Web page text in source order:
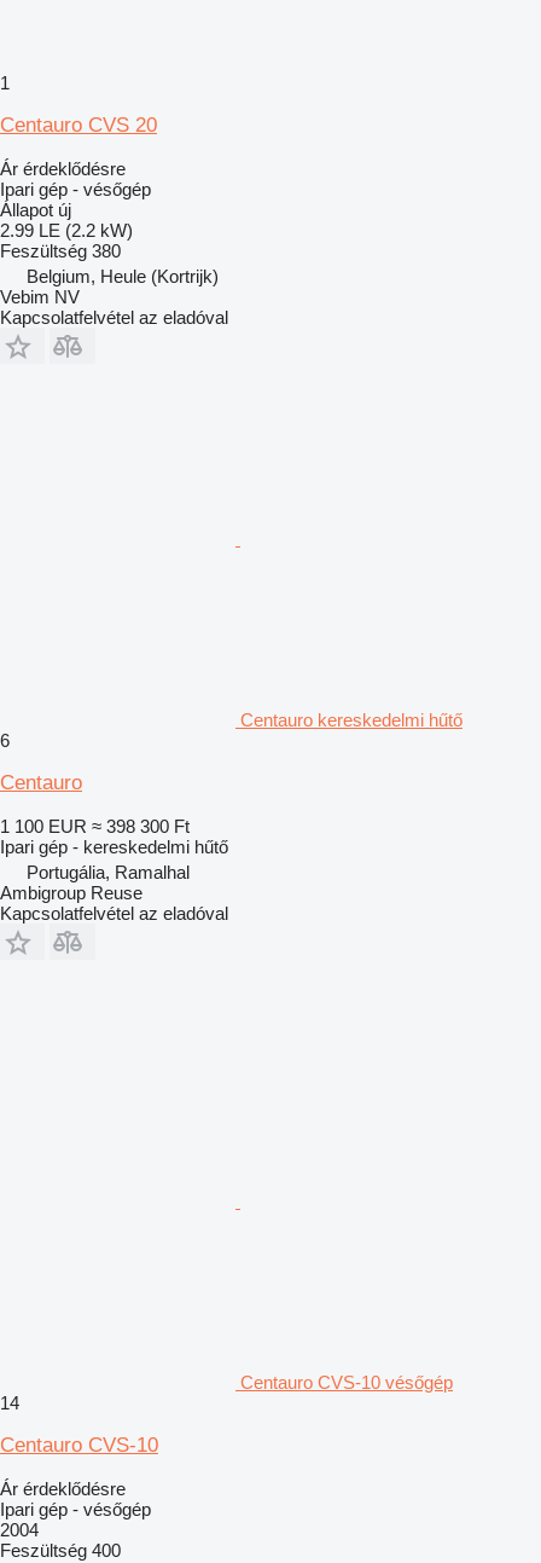
1
Centauro CVS 20
Ár érdeklődésre
Ipari gép - vésőgép
Állapot új
2.99 LE (2.2 kW)
Feszültség 380
Belgium, Heule (Kortrijk)
Vebim NV
Kapcsolatfelvétel az eladóval
Centauro kereskedelmi hűtő
6
Centauro
1 100 EUR ≈ 398 300 Ft
Ipari gép - kereskedelmi hűtő
Portugália, Ramalhal
Ambigroup Reuse
Kapcsolatfelvétel az eladóval
Centauro CVS-10 vésőgép
14
Centauro CVS-10
Ár érdeklődésre
Ipari gép - vésőgép
2004
Feszültség 400